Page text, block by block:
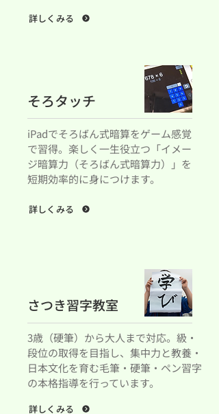
詳しくみる
そろタッチ
iPadでそろばん式暗算をゲーム感覚
で習得。楽しく一生役立つ「イメー
ジ暗算力（そろばん式暗算力）」を
短期効率的に身につけます。
詳しくみる
さつき習字教室
3歳（硬筆）から大人まで対応。級・
段位の取得を目指し、集中力と教養・
日本文化を育む毛筆・硬筆・ペン習字
の本格指導を行っています。
詳しくみる